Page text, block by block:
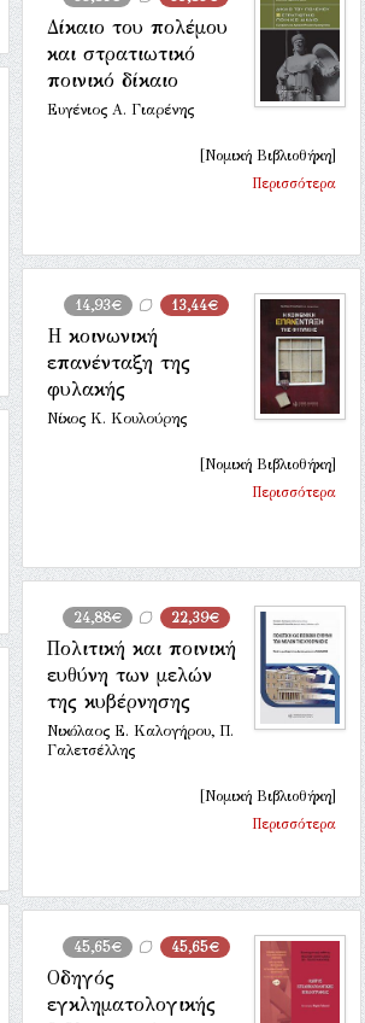
Δίκαιο του πολέμου
και στρατιωτικό
ποινικό δίκαιο
Ευγένιος Α. Γιαρένης
[Νομική Βιβλιοθήκη]
Περισσότερα
14,93€ 13,44€
Η κοινωνική
επανένταξη της
φυλακής
Νίκος Κ. Κουλούρης
[Νομική Βιβλιοθήκη]
Περισσότερα
24,88€ 22,39€
Πολιτική και ποινική
ευθύνη των μελών
της κυβέρνησης
Νικόλαος Ε. Καλογήρου, Π.
Γαλετσέλλης
[Νομική Βιβλιοθήκη]
Περισσότερα
45,65€ 45,65€
Οδηγός
εγκληματολογικής